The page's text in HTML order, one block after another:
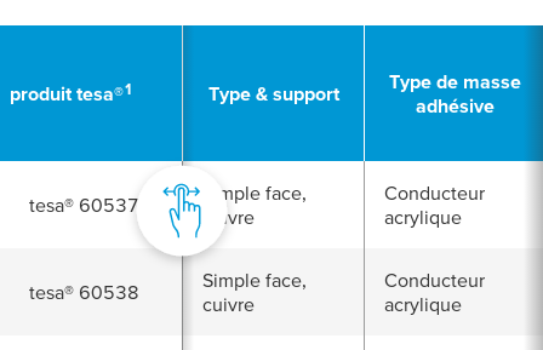
produit tesa®1 Type & support
Type de masse
adhésive
tesa® 60537
Simple face,
cuivre
Conducteur
acrylique
tesa® 60538
Simple face,
cuivre
Conducteur
acrylique